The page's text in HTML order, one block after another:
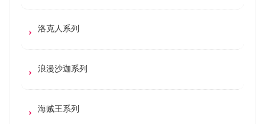
洛克人系列
浪漫沙迦系列
海贼王系列